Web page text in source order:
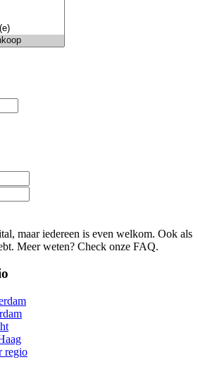
maar iedereen is even welkom. Ook als
Meer weten? Check onze FAQ.
regio